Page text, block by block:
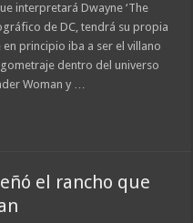
interpretará Dwayne ‘The
de DC, tendrá su propia
principio iba a ser el villano
dentro del universo
Woman y …
el rancho que